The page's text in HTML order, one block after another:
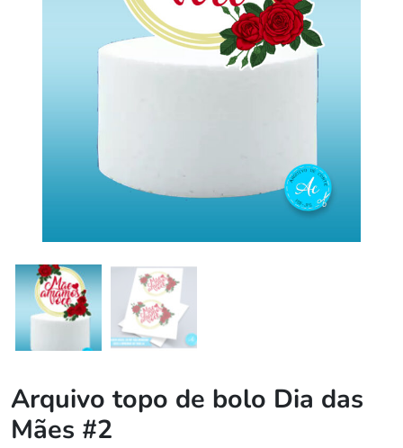
Arquivo topo de bolo Dia das
Mães #2